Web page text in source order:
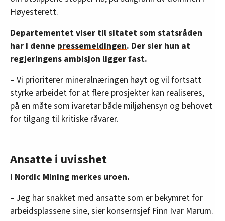
oversikten lengre ned på denne siden.
Høyesterett.
Departementet viser til sitatet som statsråden
har i denne pressemeldingen. Der sier hun at
regjeringens ambisjon ligger fast.
– Vi prioriterer mineralnæringen høyt og vil fortsatt
styrke arbeidet for at flere prosjekter kan realiseres,
på en måte som ivaretar både miljøhensyn og behovet
for tilgang til kritiske råvarer.
Ansatte i uvisshet
I Nordic Mining merkes uroen.
– Jeg har snakket med ansatte som er bekymret for
arbeidsplassene sine, sier konsernsjef Finn Ivar Marum.